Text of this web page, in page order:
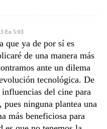
En 5:03
que ya de por sí es
de una manera más
ante un dilema
tecnológica. De
del cine para
pues ninguna plantea una
más beneficiosa para